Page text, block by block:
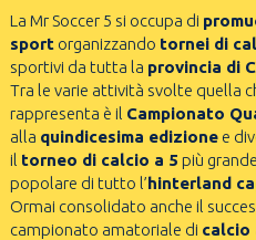
La Mr Soccer 5 si occupa di
sportorganizzando tornei di
sportivi da tutta la provincia di
Tra le varie attività svolte quella
rappresenta è il Campionato
alla quindicesima edizionee
il torneo di calcio a 5 più
popolare di tutto l’hinterland
Ormai consolidato anche il
campionato amatoriale di calcio